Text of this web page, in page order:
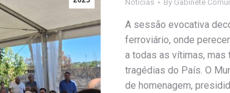
Notícias By Gabinete
A sessão evocativa
ferroviário, onde
a todas as vítimas,
tragédias do País. O
de homenagem,